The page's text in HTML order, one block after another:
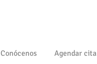
Conócenos Agendar cita